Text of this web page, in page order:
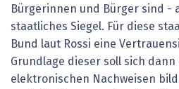
Bürgerinnen und Bürger sind -
staatliches Siegel. Für diese
Bund laut Rossi eine
Grundlage dieser soll sich dann
elektronischen Nachweisen